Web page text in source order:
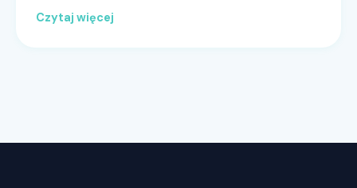
Czytaj więcej